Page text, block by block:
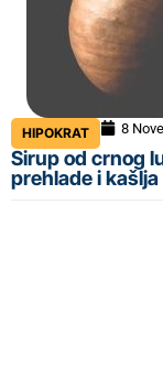
HIPOKRAT 8
Sirup od crnog
prehlade i kašlja